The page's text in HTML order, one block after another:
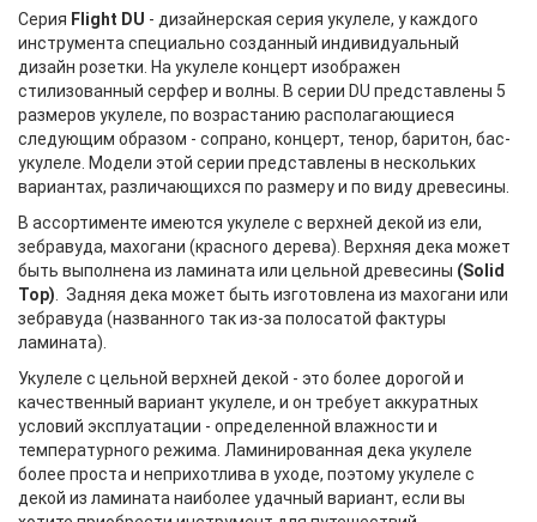
Серия Flight DU - дизайнерская серия укулеле, у каждого
инструмента специально созданный индивидуальный
дизайн розетки. На укулеле концерт изображен
стилизованный серфер и волны. В серии DU представлены 5
размеров укулеле, по возрастанию располагающиеся
следующим образом - сопрано, концерт, тенор, баритон, бас-
укулеле. Модели этой серии представлены в нескольких
вариантах, различающихся по размеру и по виду древесины.
В ассортименте имеются укулеле с верхней декой из ели,
зебравуда, махогани (красного дерева). Верхняя дека может
быть выполнена из ламината или цельной древесины (Solid
Top). Задняя дека может быть изготовлена из махогани или
зебравуда (названного так из-за полосатой фактуры
ламината).
Укулеле с цельной верхней декой - это более дорогой и
качественный вариант укулеле, и он требует аккуратных
условий эксплуатации - определенной влажности и
температурного режима. Ламинированная дека укулеле
более проста и неприхотлива в уходе, поэтому укулеле с
декой из ламината наиболее удачный вариант, если вы